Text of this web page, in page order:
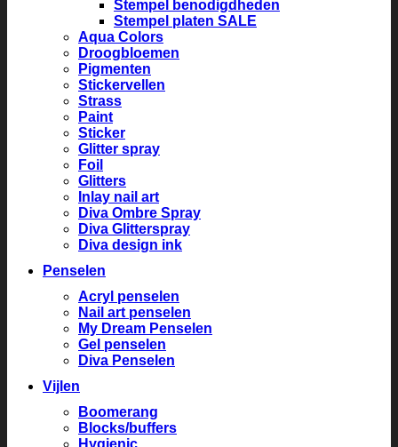
Stempel benodigdheden
Stempel platen SALE
Aqua Colors
Droogbloemen
Pigmenten
Stickervellen
Strass
Paint
Sticker
Glitter spray
Foil
Glitters
Inlay nail art
Diva Ombre Spray
Diva Glitterspray
Diva design ink
Penselen
Acryl penselen
Nail art penselen
My Dream Penselen
Gel penselen
Diva Penselen
Vijlen
Boomerang
Blocks/buffers
Hygienic